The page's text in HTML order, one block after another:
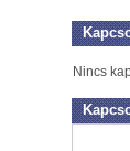
Nincs